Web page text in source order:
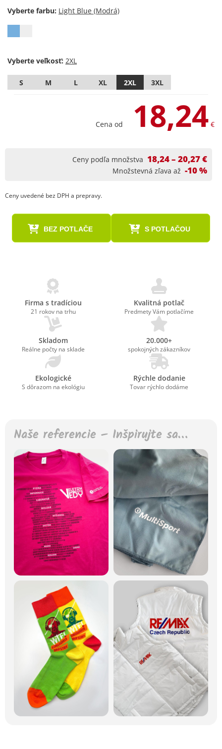
Vyberte farbu:
Vyberte veľkosť:
S M L XL 2XL 3XL
Cena od 18,24 €
Ceny podľa množstva 18,24 – 20,27 €
Množstevná zľava až -10 %
Ceny uvedené bez DPH a prepravy.
BEZ POTLAČE S POTLAČOU
Firma s tradíciou
21 rokov na trhu
Kvalitná potlač
Predmety Vám potlačíme
Skladom
Reálne počty na sklade
20.000+
spokojných zákazníkov
Ekologické
S dôrazom na ekológiu
Rýchle dodanie
Tovar rýchlo dodáme
Naše referencie – Inšpirujte sa…